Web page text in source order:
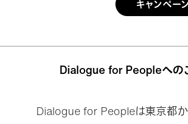
キャンペー
Dialogue for Peopleへの
Dialogue for Peopleは東京都か